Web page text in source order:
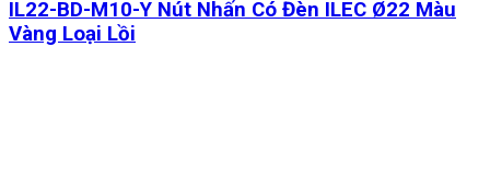
IL22-BD-M10-Y Nút Nhấn Có Đèn ILEC Ø22 Màu
Vàng Loại Lồi